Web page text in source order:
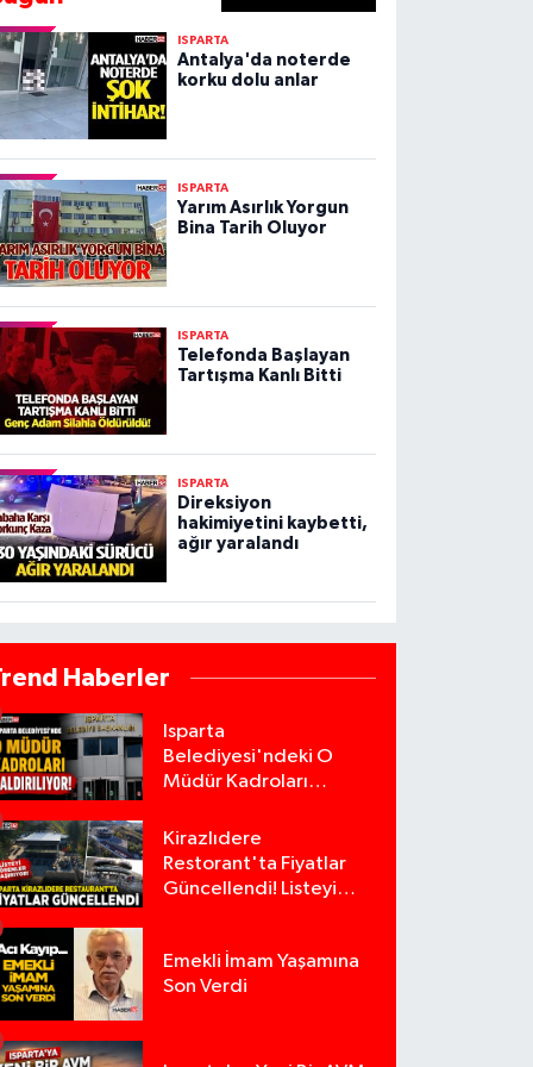
ISPARTA
Antalya'da noterde
korku dolu anlar
ISPARTA
Yarım Asırlık Yorgun
Bina Tarih Oluyor
ISPARTA
Telefonda Başlayan
Tartışma Kanlı Bitti
ISPARTA
Direksiyon
hakimiyetini kaybetti,
ağır yaralandı
Haberler
Isparta
Belediyesi'ndeki O
Müdür Kadroları
Kirazlıdere
Restorant'ta Fiyatlar
Güncellendi! Listeyi
Emekli İmam Yaşamına
Son Verdi